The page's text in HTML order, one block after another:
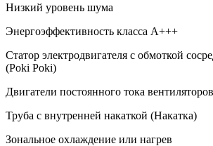
Низкий уровень шума
Энергоэффективность класса А+++
Статор электродвигателя с обмоткой
(Poki Poki)
Двигатели постоянного тока
Труба с внутренней накаткой (Накатка)
Зональное охлаждение или нагрев